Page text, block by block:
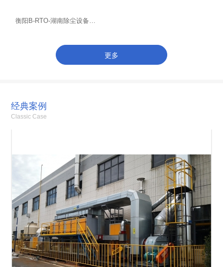
衡阳B-RTO-湖南除尘设备厂家
更多
经典案例
Classic Case